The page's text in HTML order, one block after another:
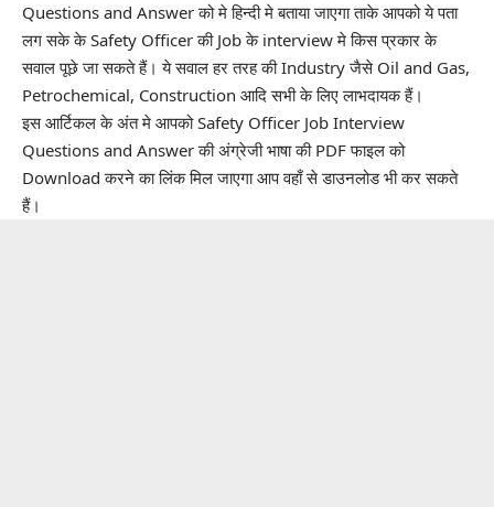
Questions and Answer को मे हिन्दी मे बताया जाएगा ताके आपको ये पता
लग सके केSafety Officerकी Job के interview मे किस प्रकार के
सवाल पूछे जा सकते हैं। ये सवाल हर तरह की Industry जैसे Oil and Gas,
Petrochemical, Construction आदि सभी के लिए लाभदायक हैं।
इस आर्टिकल के अंत मे आपको Safety Officer Job Interview
Questions and Answer की अंग्रेजी भाषा की PDF फाइल को
Download करने का लिंक मिल जाएगा आप वहाँ से डाउनलोड भी कर सकते
हैं।